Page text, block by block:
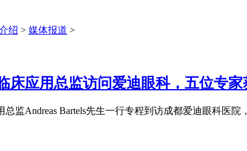
绍 > 媒体报道 >
床应用总监访问爱迪眼科，五位专
监Andreas Bartels先生一行专程到访成都爱迪眼科医